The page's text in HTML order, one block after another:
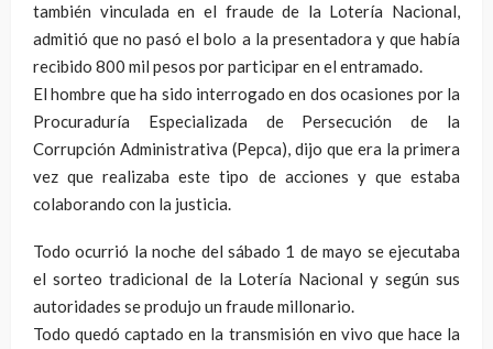
también vinculada en el fraude de la Lotería Nacional,
admitió que no pasó el bolo a la presentadora y que había
recibido 800 mil pesos por participar en el entramado.
El hombre que ha sido interrogado en dos ocasiones por la
Procuraduría Especializada de Persecución de la
Corrupción Administrativa (Pepca), dijo que era la primera
vez que realizaba este tipo de acciones y que estaba
colaborando con la justicia.
Todo ocurrió la noche del sábado 1 de mayo se ejecutaba
el sorteo tradicional de la Lotería Nacional y según sus
autoridades se produjo un fraude millonario.
Todo quedó captado en la transmisión en vivo que hace la